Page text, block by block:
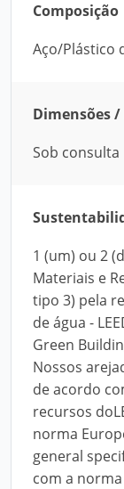
Composição
Aço/Plástico
Dimensões /
Sob consulta
1 (um) ou 2
Materiais e
tipo 3) pela
de água -
Green
Nossos
de acordo
recursos
norma
general
com a